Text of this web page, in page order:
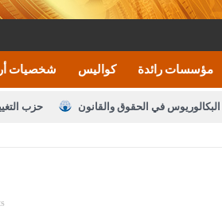
شخصيات كواليس مؤسسات رائدة
حزب البكالوريوس في الحقوق والقانون
النواب على شراكة فاعلة مع الإعلام
دعوة المكلفين بخدمة